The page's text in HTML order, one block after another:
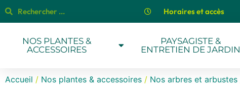
Horaires et accès
NOS PLANTES &
ACCESSOIRES
PAYSAGISTE &
ENTRETIEN DE JARDIN
Accueil / Nos plantes & accessoires / Nos arbres et arbustes